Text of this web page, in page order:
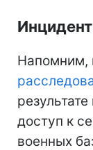
Напомним,
доступ к
военных